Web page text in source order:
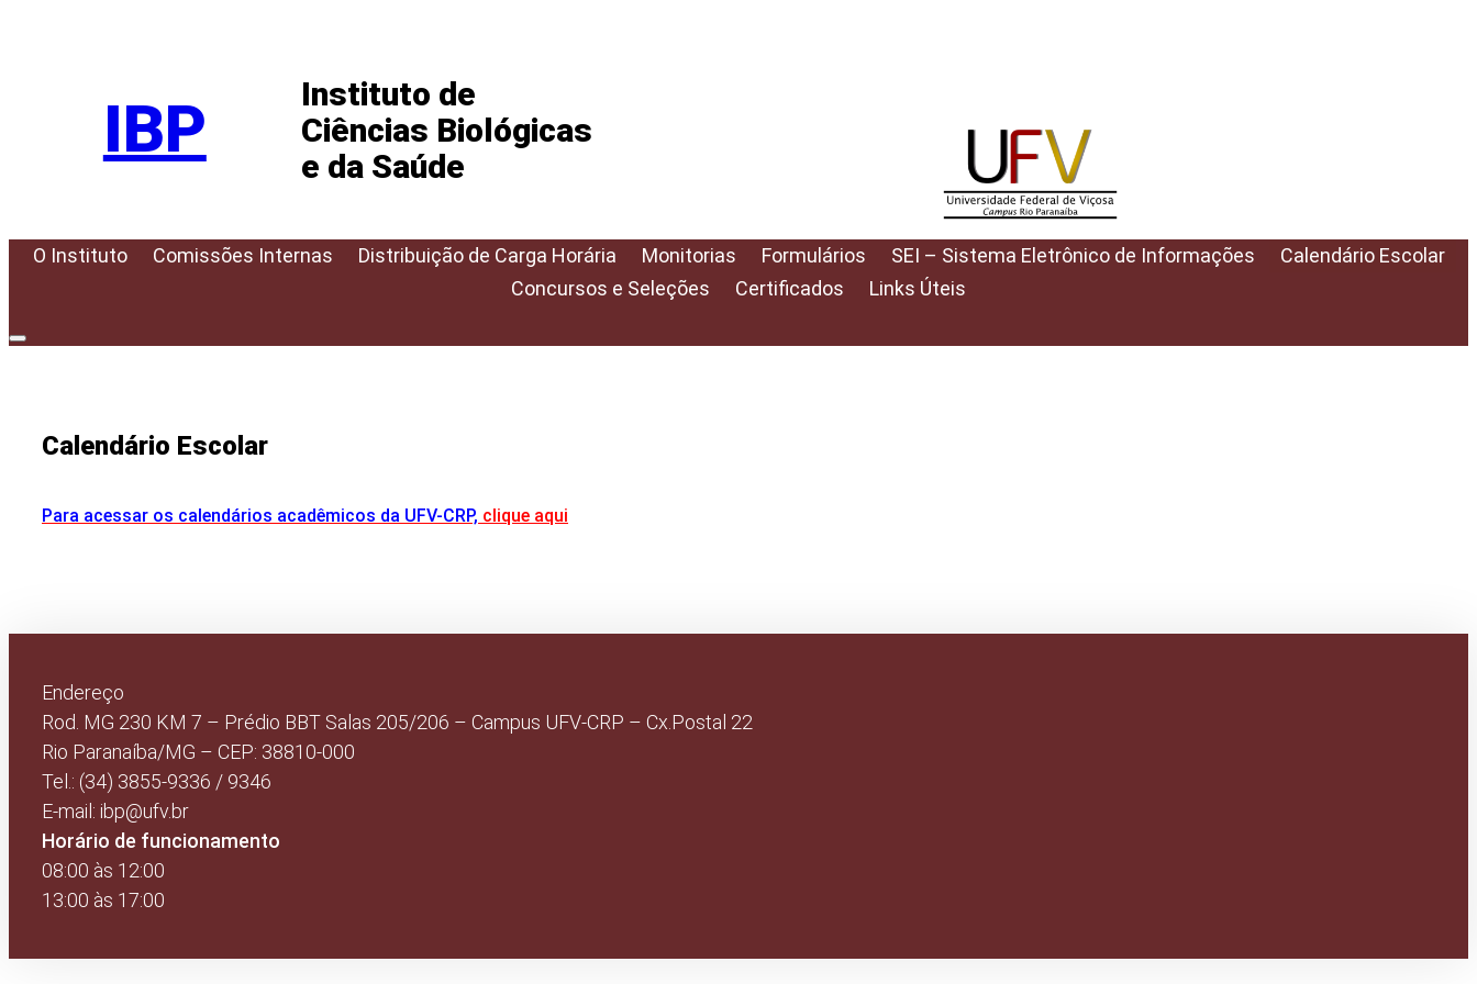
IBP
Instituto de
Ciências Biológicas
e da Saúde
O Instituto Comissões Internas Distribuição de Carga Horária Monitorias Formulários SEI – Sistema Eletrônico de Informações
Calendário Escolar
Concursos e Seleções
Certificados Links Úteis
Calendário Escolar
Para acessar os calendários acadêmicos da UFV-CRP, clique aqui
Endereço
Rod. MG 230 KM 7 – Prédio BBT Salas 205/206 – Campus UFV-CRP – Cx.Postal 22
Rio Paranaíba/MG – CEP: 38810-000
Tel.: (34) 3855-9336 / 9346
E-mail: ibp@ufv.br
Horário de funcionamento
08:00 às 12:00
13:00 às 17:00